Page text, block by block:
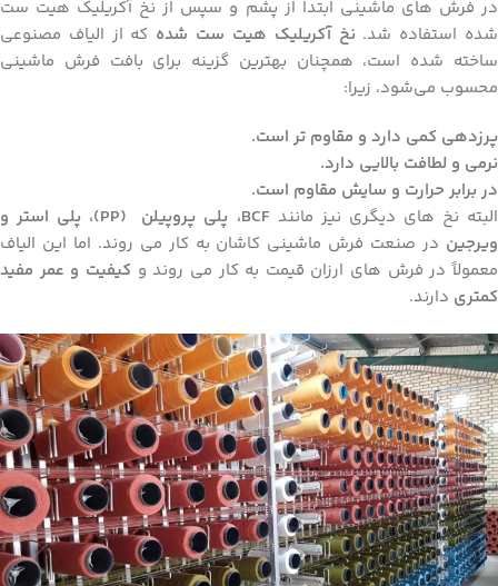
در فرش‌ های ماشینی ابتدا از پشم و سپس از نخ آکریلیک هیت ست
شده استفاده شد. نخ آکریلیک هیت ست شده که از الیاف مصنوعی
ساخته شده است، همچنان بهترین گزینه برای بافت فرش ماشینی
محسوب می‌شود، زیرا:
پرزدهی کمی دارد و مقاوم‌ تر است.
نرمی و لطافت بالایی دارد.
در برابر حرارت و سایش مقاوم است.
البته نخ ‌های دیگری نیز مانند BCF، پلی ‌پروپیلن (PP)
، پلی ‌استر و
ویرجین در صنعت فرش ماشینی کاشان به کار می ‌روند. اما این الیاف
معمولاً در فرش ‌های ارزان‌ قیمت به‌ کار می ‌روند و کیفیت و عمر مفید
کمتری دارند.